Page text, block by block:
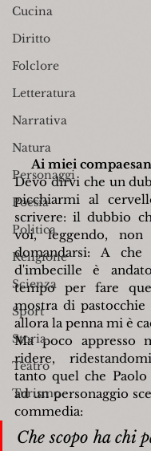
Cucina
Diritto
Folclore
Letteratura
Narrativa
Natura
Personaggi
Poesia
Politica
Religione
Scienza
Sport
Storia
Teatro
Turismo
Ai miei
Devo dirvi che un
picchiarmi al
scrivere: il dubbio
voi, leggendo,
domandarsi: A che
d'imbecille è
tempo per fare
mostra di pastocchie
allora la penna mi è
Ma poco appresso
ridere,
tanto quel che
ad un personaggio
commedia:
Che scopo ha chi